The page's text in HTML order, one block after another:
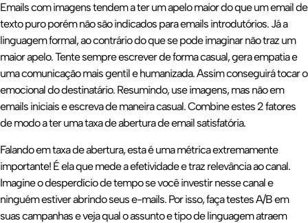
Emails com imagens tendem a ter um apelo maior do que um email de
texto puro porém não são indicados para emails introdutórios. Já a
linguagem formal, ao contrário do que se pode imaginar não traz um
maior apelo. Tente sempre escrever de forma casual, gera empatia e
uma comunicação mais gentil e humanizada. Assim conseguirá tocar o
emocional do destinatário. Resumindo, use imagens, mas não em
emails iniciais e escreva de maneira casual. Combine estes 2 fatores
de modo a ter uma taxa de abertura de email satisfatória.
Falando em taxa de abertura, esta é uma métrica extremamente
importante! É ela que mede a efetividade e traz relevância ao canal.
Imagine o desperdício de tempo se você investir nesse canal e
ninguém estiver abrindo seus e-mails. Por isso, faça testes A/B em
suas campanhas e veja qual o assunto e tipo de linguagem atraem